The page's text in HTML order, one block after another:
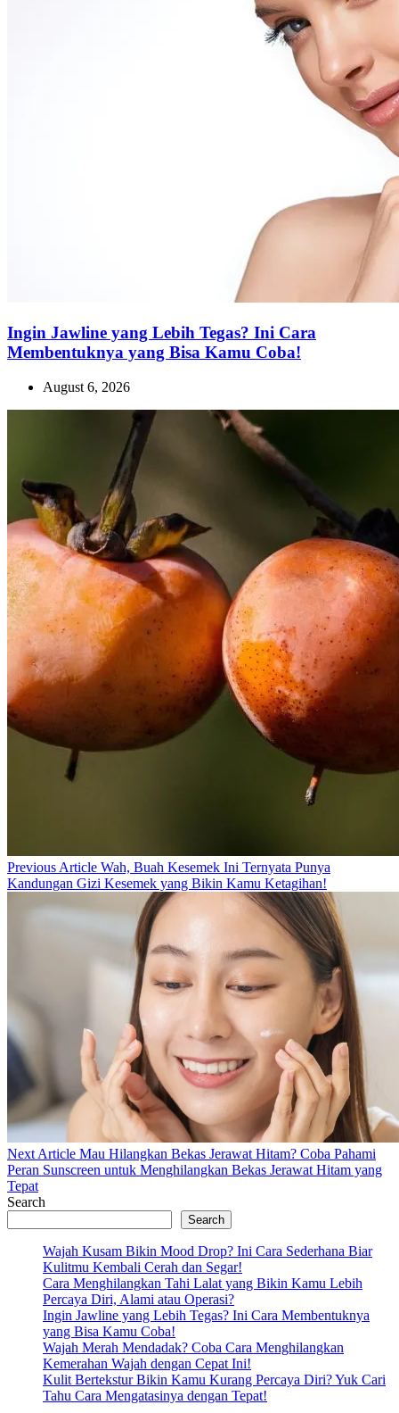
Ingin Jawline yang Lebih Tegas? Ini Cara
Membentuknya yang Bisa Kamu Coba!
August 6, 2026
Previous Article Previous
Post:
Wah, Buah Kesemek Ini Ternyata Punya
Kandungan Gizi Kesemek yang Bikin Kamu Ketagihan!
Next Article Next
Post:
Mau Hilangkan Bekas Jerawat Hitam? Coba Pahami
Peran Sunscreen untuk Menghilangkan Bekas Jerawat Hitam yang
Tepat
Search
Search
Wajah Kusam Bikin Mood Drop? Ini Cara Sederhana Biar
Kulitmu Kembali Cerah dan Segar!
Cara Menghilangkan Tahi Lalat yang Bikin Kamu Lebih
Percaya Diri, Alami atau Operasi?
Ingin Jawline yang Lebih Tegas? Ini Cara Membentuknya
yang Bisa Kamu Coba!
Wajah Merah Mendadak? Coba Cara Menghilangkan
Kemerahan Wajah dengan Cepat Ini!
Kulit Bertekstur Bikin Kamu Kurang Percaya Diri? Yuk Cari
Tahu Cara Mengatasinya dengan Tepat!